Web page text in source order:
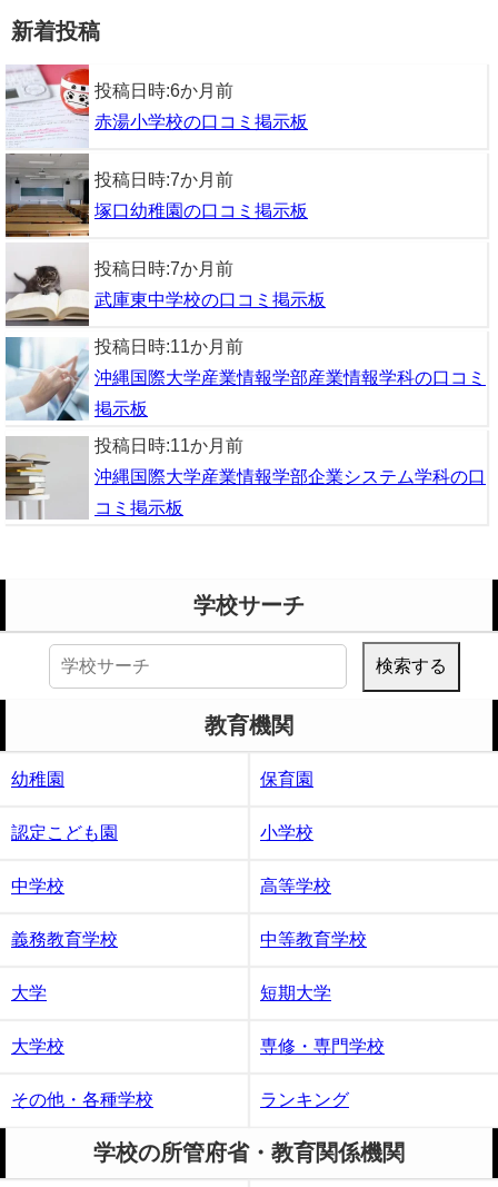
新着投稿
投稿日時:6か月前
赤湯小学校の口コミ掲示板
投稿日時:7か月前
塚口幼稚園の口コミ掲示板
投稿日時:7か月前
武庫東中学校の口コミ掲示板
投稿日時:11か月前
沖縄国際大学産業情報学部産業情報学科の口コミ
掲示板
投稿日時:11か月前
沖縄国際大学産業情報学部企業システム学科の口
コミ掲示板
学校サーチ
検
教育機関
幼稚園 保育園
認定こども園 小学校
中学校 高等学校
義務教育学校 中等教育学校
大学 短期大学
大学校 専修・専門学校
その他・各種学校 ランキング
学校の所管府省・教育関係機関